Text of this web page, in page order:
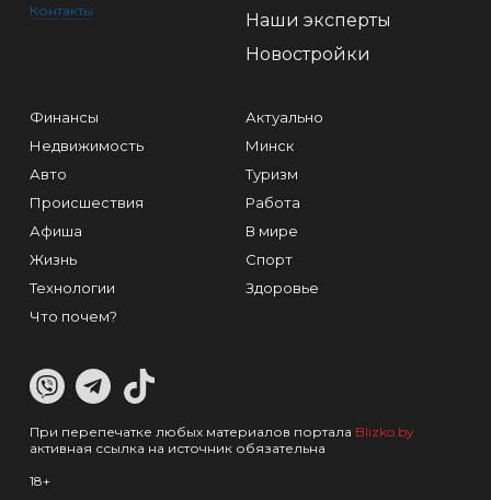
Контакты
Наши эксперты
Новостройки
Финансы
Недвижимость
Авто
Происшествия
Афиша
Жизнь
Технологии
Что почем?
Актуально
Минск
Туризм
Работа
В мире
Спорт
Здоровье
При перепечатке любых материалов портала Blizko.by
активная ссылка на источник обязательна
18+